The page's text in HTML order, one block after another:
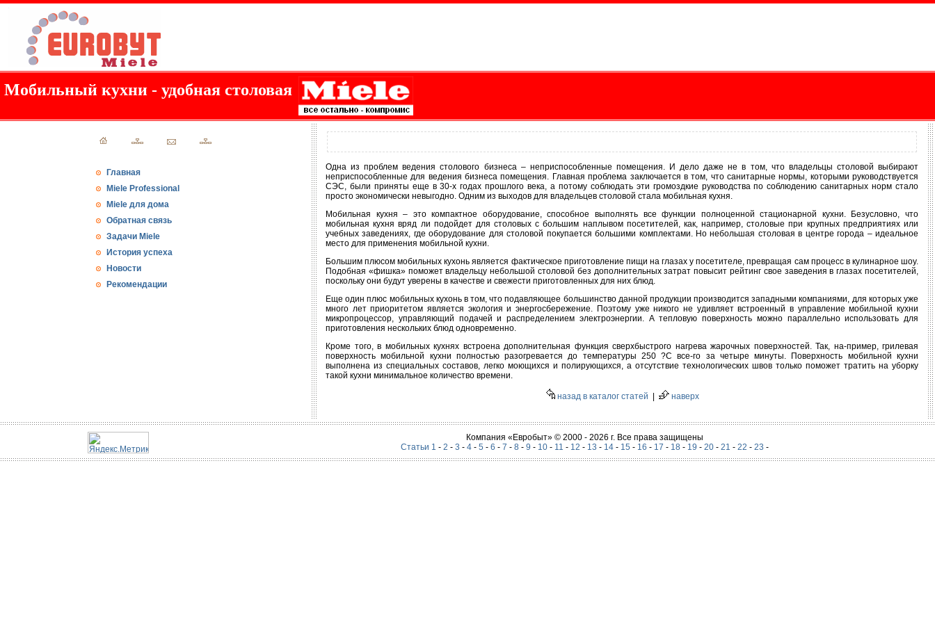
Мобильный кухни - удобная столовая
Главная
Miele Professional
Miele для дома
Обратная связь
Задачи Miele
История успеха
Новости
Рекомендации
Одна из проблем ведения столового бизнеса – неприспособленные помещения. И дело даже не в том, что владельцы столовой выбирают
неприспособленные для ведения бизнеса помещения. Главная проблема заключается в том, что санитарные нормы, которыми руководствуется
СЭС, были приняты еще в 30-х годах прошлого века, а потому соблюдать эти громоздкие руководства по соблюдению санитарных норм стало
просто экономически невыгодно. Одним из выходов для владельцев столовой стала мобильная кухня.
Мобильная кухня – это компактное оборудование, способное выполнять все функции полноценной стационарной кухни. Безусловно, что
мобильная кухня вряд ли подойдет для столовых с большим наплывом посетителей, как, например, столовые при крупных предприятиях или
учебных заведениях, где оборудование для столовой покупается большими комплектами. Но небольшая столовая в центре города – идеальное
место для применения мобильной кухни.
Большим плюсом мобильных кухонь является фактическое приготовление пищи на глазах у посетителе, превращая сам процесс в кулинарное шоу.
Подобная «фишка» поможет владельцу небольшой столовой без дополнительных затрат повысит рейтинг свое заведения в глазах посетителей,
поскольку они будут уверены в качестве и свежести приготовленных для них блюд.
Еще один плюс мобильных кухонь в том, что подавляющее большинство данной продукции производится западными компаниями, для которых уже
много лет приоритетом является экология и энергосбережение. Поэтому уже никого не удивляет встроенный в управление мобильной кухни
микропроцессор, управляющий подачей и распределением электроэнергии. А тепловую поверхность можно параллельно использовать для
приготовления нескольких блюд одновременно.
Кроме того, в мобильных кухнях встроена дополнительная функция сверхбыстрого нагрева жарочных поверхностей. Так, на-пример, грилевая
поверхность мобильной кухни полностью разогревается до температуры 250 ?С все-го за четыре минуты. Поверхность мобильной кухни
выполнена из специальных составов, легко моющихся и полирующихся, а отсутствие технологических швов только поможет тратить на уборку
такой кухни минимальное количество времени.
назад в каталог статей наверх
Компания «Евробыт» © 2000 - 2026 г. Все права защищены
Статьи 1 - 2 - 3 - 4- 5 - 6 - 7 - 8- 9 - 10- 11 - 12 - 13 - 14- 15 - 16 - 17 - 18- 19 - 20- 21 - 22 - 23 -